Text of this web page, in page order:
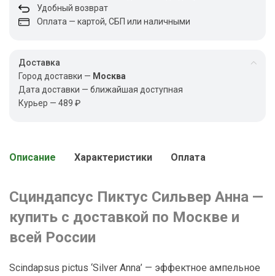
Удобный возврат
Оплата — картой, СБП или наличными
Доставка
Город доставки — Москва
Дата доставки — ближайшая доступная
Курьер — 489 ₽
Описание Характеристики Оплата
Сциндапсус Пиктус Сильвер Анна —
купить с доставкой по Москве и
всей России
Scindapsus pictus ‘Silver Annа’ — эффектное ампельное